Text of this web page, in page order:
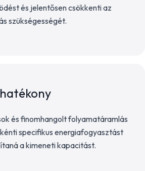
és jelentősen csökkenti az
szükségességét.
és finomhangolt folyamatáramlás
specifikus energiafogyasztást
a kimeneti kapacitást.